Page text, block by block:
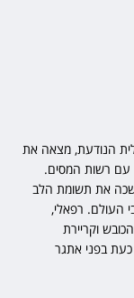
הנודעת, מצאה את
עם רשות המסים.
את תשומת הלב
העולם. רפאלי,
וקריירת
בפני אתגר